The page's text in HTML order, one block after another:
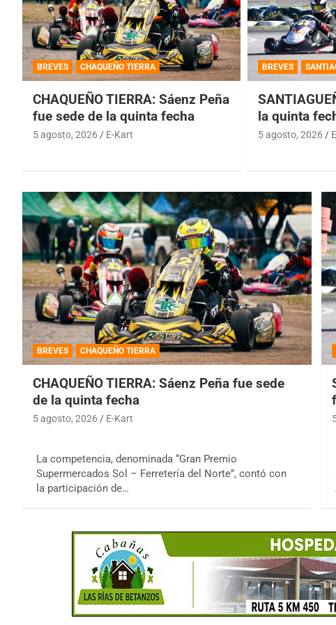
BREVES CHAQUEÑO TIERRA
CHAQUEÑO TIERRA: Sáenz Peña
fue sede de la quinta fecha
5 agosto, 2026 E-Kart
BREVES
la quinta
5 agosto, 2026
BREVES CHAQUEÑO TIERRA
CHAQUEÑO TIERRA: Sáenz Peña fue sede
de la quinta fecha
5 agosto, 2026 E-Kart
La competencia, denominada “Gran Premio
Supermercados Sol – Ferretería del Norte”, contó con
la participación de…